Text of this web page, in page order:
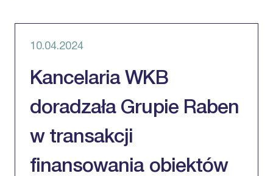
10.04.2024
Kancelaria WKB
doradzała Grupie Raben
w transakcji
finansowania obiektów